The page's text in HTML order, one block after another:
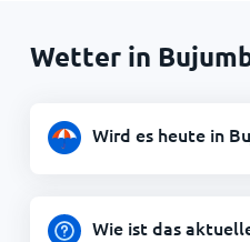
Wetter in
Wird es heute in
Wie ist das